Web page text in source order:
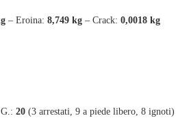
– Eroina: 8,749 kg – Crack: 0,0018 kg
20 (3 arrestati, 9 a piede libero, 8 ignoti)